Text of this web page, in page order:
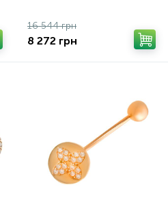
16 544 грн
8 272 грн